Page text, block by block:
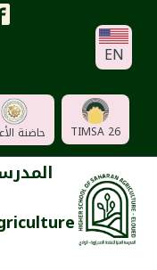
EN
TIMSA 26 حاضنة